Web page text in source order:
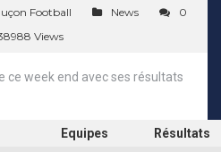
Football News
0
Views
ce week end avec ses résultats
Equipes Résultats